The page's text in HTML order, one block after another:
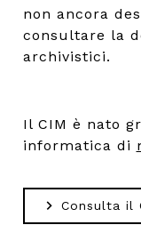
non ancora
consultare la
archivistici.
Il CIM è nato
informatica di
Consulta il